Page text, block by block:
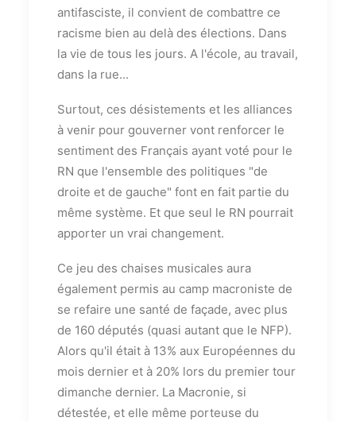
antifasciste, il convient de combattre ce
racisme bien au delà des élections. Dans
la vie de tous les jours. A l'école, au travail,
dans la rue...
Surtout, ces désistements et les alliances
à venir pour gouverner vont renforcer le
sentiment des Français ayant voté pour le
RN que l'ensemble des politiques "de
droite et de gauche" font en fait partie du
même système. Et que seul le RN pourrait
apporter un vrai changement.
Ce jeu des chaises musicales aura
également permis au camp macroniste de
se refaire une santé de façade, avec plus
de 160 députés (quasi autant que le NFP).
Alors qu'il était à 13% aux Européennes du
mois dernier et à 20% lors du premier tour
dimanche dernier. La Macronie, si
détestée, et elle même porteuse du